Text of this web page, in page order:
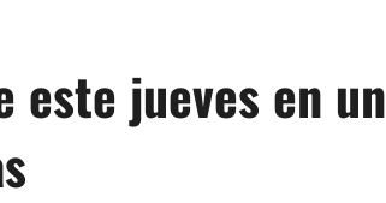
este jueves en un